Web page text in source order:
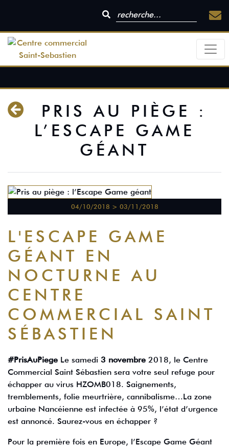
PRIS AU PIÈGE :
L’ESCAPE GAME
GÉANT
04/10/2018 > 03/11/2018
L'ESCAPE GAME
GÉANT EN
NOCTURNE AU
CENTRE
COMMERCIAL SAINT
SÉBASTIEN
#PrisAuPiege Le samedi 3 novembre 2018, le Centre
Commercial Saint Sébastien sera votre seul refuge pour
échapper au virus HZOMB018. Saignements,
tremblements, folie meurtrière, cannibalisme…La zone
urbaine Nancéienne est infectée à 95%, l’état d’urgence
est annoncé. Saurez-vous en échapper ?
Pour la première fois en Europe, l’Escape Game Géant